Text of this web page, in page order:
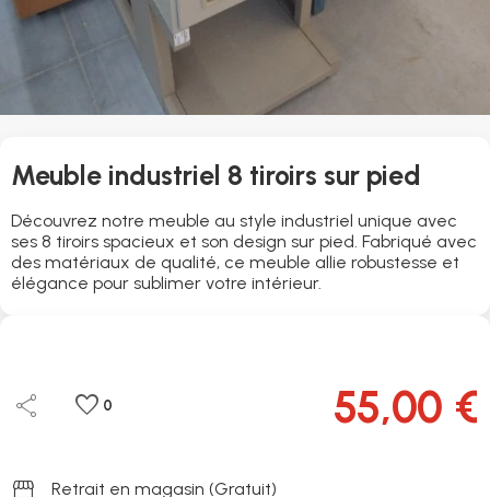
Meuble industriel 8 tiroirs sur pied
Découvrez notre meuble au style industriel unique avec
ses 8 tiroirs spacieux et son design sur pied. Fabriqué avec
des matériaux de qualité, ce meuble allie robustesse et
élégance pour sublimer votre intérieur.
share favorite 0 55,00 €
storefront Retrait en magasin (Gratuit)